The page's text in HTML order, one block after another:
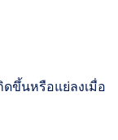
ขึ้นหรือแย่ลงเมื่อ